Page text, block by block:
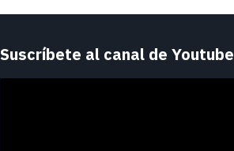
Suscríbete al canal de Youtube